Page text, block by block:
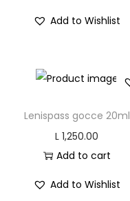
Add to Wishlist
Lenispass gocce 20ml
L 1,250.00
Add to cart
Add to Wishlist